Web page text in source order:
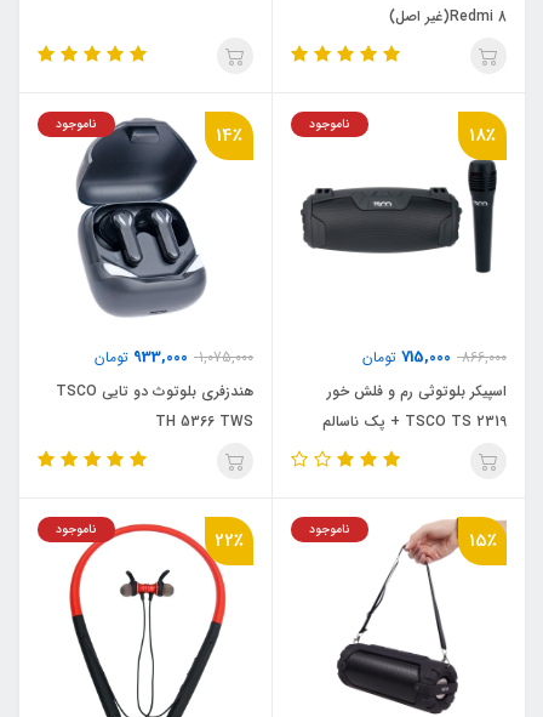
Redmi 8(غیر اصل)
18٪
866,000
715,000 تومان
ناموجود
اسپیکر بلوتوثی رم و فلش خور
TSCO TS 2319 + پک ناسالم
14٪
1,075,000
933,000 تومان
ناموجود
هندزفری بلوتوث دو تایی TSCO
TH 5366 TWS
15٪ ناموجود 22٪ ناموجود